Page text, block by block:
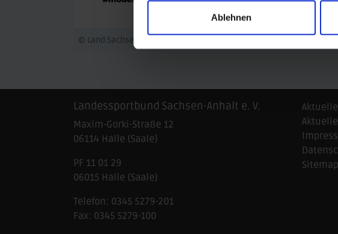
Ablehnen
© Land Sachsen-Anhalt
Landessportbund Sachsen-Anhalt e. V.
Maxim-Gorki-Straße 12
06114 Halle (Saale)
PF 11 01 29
06015 Halle (Saale)
Telefon: 0345 5279-201
Fax: 0345 5279-100
Sitemap